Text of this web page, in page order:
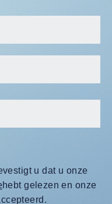
u dat u onze
hebt gelezen en onze